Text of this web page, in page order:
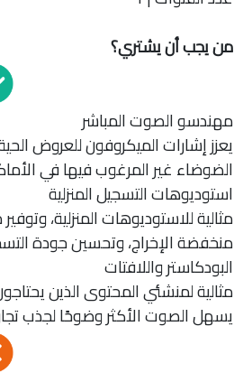
من يجب أن يشتري؟
مهندسو الصوت المباشر
يعزز إشارات الميكروفون للعروض
الضوضاء غير المرغوب فيها في
استوديوهات التسجيل المنزلية
مثالية للاستوديوهات المنزلية،
منخفضة الإخراج، وتحسين جودة
البودكاستر واللافتات
مثالية لمنشئي المحتوى الذين
يسهل الصوت الأكثر وضوحًا لجذب